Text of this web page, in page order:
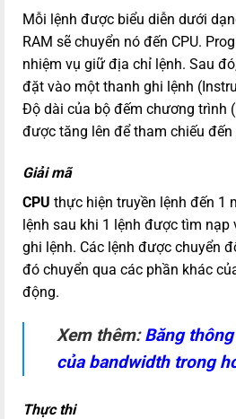
Mỗi lệnh được biểu diễn dưới
RAM sẽ chuyển nó đến CPU.
nhiệm vụ giữ địa chỉ lệnh. Sau
đặt vào một thanh ghi lệnh
Độ dài của bộ đếm chương trình
được tăng lên để tham chiếu
Giải mã
CPU thực hiện truyền lệnh đến 1
lệnh sau khi 1 lệnh được tìm
ghi lệnh. Các lệnh được chuyển
đó chuyển qua các phần khác
động.
Xem thêm:Băng
của bandwidth trong
Thực thi